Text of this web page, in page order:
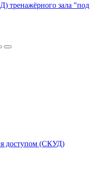
тренажёрного зала "под
доступом (СКУД)